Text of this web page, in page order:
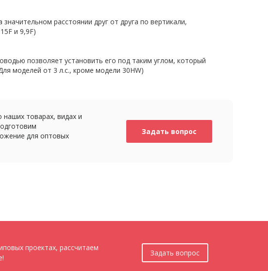
расстоянии друг от друга по вертикали,
и 9,9F)
позволяет установить его под таким углом, который
моделей от 3 л.с., кроме модели 30HW)
товарах, видах и
для оптовых
Задать вопрос
проектах, рассчитаем
Задать вопрос